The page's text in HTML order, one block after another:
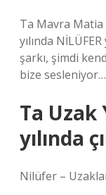
Ta Mavra Matia
yılında
şarkı, şimdi
bize sesleniyor…
Ta Uzak
yılında
Nilüfer –